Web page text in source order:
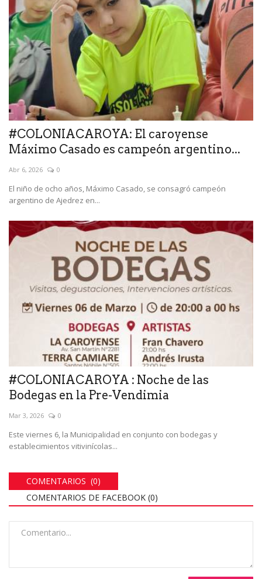
#COLONIACAROYA: El caroyense
Máximo Casado es campeón argentino...
Abr 6, 2026 0
El niño de ocho años, Máximo Casado, se consagró campeón
argentino de Ajedrez en...
#COLONIACAROYA : Noche de las
Bodegas en la Pre-Vendimia
Mar 3, 2026 0
Este viernes 6, la Municipalidad en conjunto con bodegas y
establecimientos vitivinícolas...
COMENTARIOS (0)
COMENTARIOS DE FACEBOOK (0)